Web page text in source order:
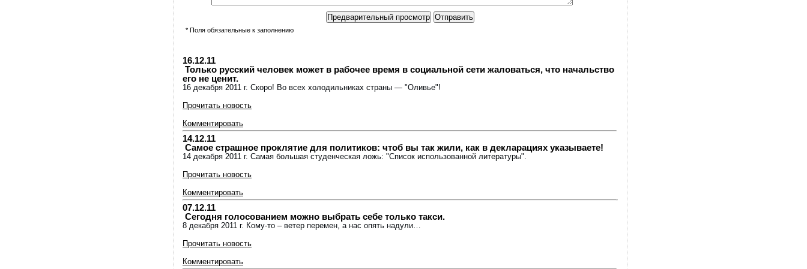
* Поля обязательные к заполнению
16.12.11
Только русский человек может в рабочее время в социальной сети жаловаться, что начальство
его не ценит.
16 декабря 2011 г. Скоро! Во всех холодильниках страны — "Оливье"!
Прочитать новость
Комментировать
14.12.11
Самое страшное проклятие для политиков: чтоб вы так жили, как в декларациях указываете!
14 декабря 2011 г. Самая большая студенческая ложь: "Список использованной литературы".
Прочитать новость
Комментировать
07.12.11
Сегодня голосованием можно выбрать себе только такси.
8 декабря 2011 г. Кому-то – ветер перемен, а нас опять надули…
Прочитать новость
Комментировать